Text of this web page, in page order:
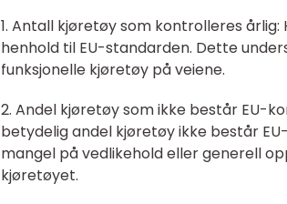
1. Antall kjøretøy som kontrolleres
henhold til EU-standarden. Dette
funksjonelle kjøretøy på veiene.
2. Andel kjøretøy som ikke består EU-
betydelig andel kjøretøy ikke består
mangel på vedlikehold eller generell
kjøretøyet.